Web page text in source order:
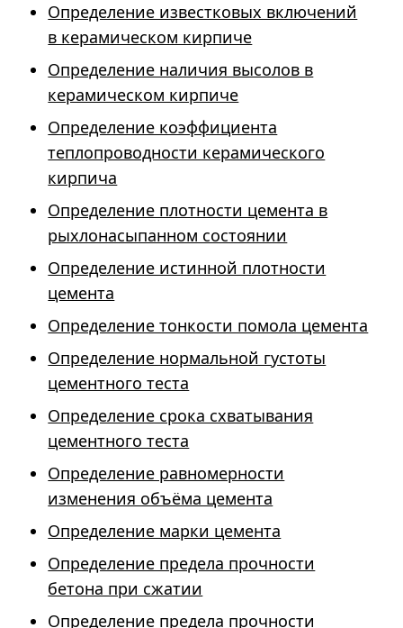
Определение известковых включений
в керамическом кирпиче
Определение наличия высолов в
керамическом кирпиче
Определение коэффициента
теплопроводности керамического
кирпича
Определение плотности цемента в
рыхлонасыпанном состоянии
Определение истинной плотности
цемента
Определение тонкости помола цемента
Определение нормальной густоты
цементного теста
Определение срока схватывания
цементного теста
Определение равномерности
изменения объёма цемента
Определение марки цемента
Определение предела прочности
бетона при сжатии
Определение предела прочности